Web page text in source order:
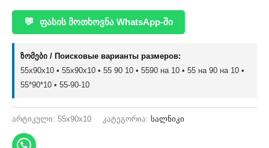
💬 ფასის მოთხოვნა WhatsApp-ში
ზომები / Поисковые варианты размеров:
55x90x10 • 55х90х10 • 55 90 10 • 5590 на 10 • 55 на 90 на 10 •
55*90*10 • 55-90-10
არტიკული: 55x90x10 კატეგორია: სალნიკი